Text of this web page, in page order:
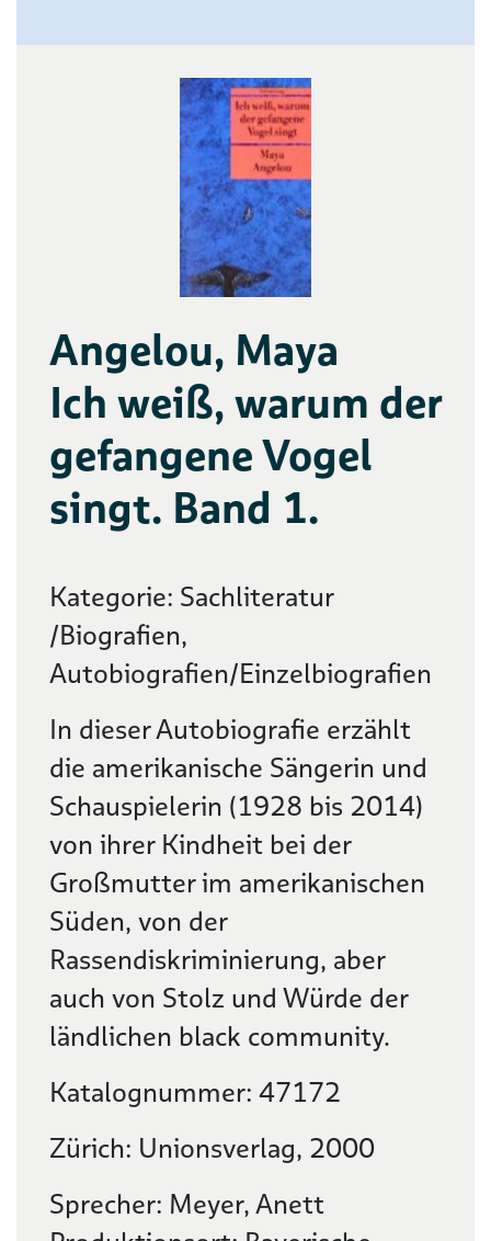
Angelou, Maya
Ich weiß, warum der
gefangene Vogel
singt. Band 1.
Kategorie: Sachliteratur
/Biografien,
Autobiografien/Einzelbiografien
In dieser Autobiografie erzählt
die amerikanische Sängerin und
Schauspielerin (1928 bis 2014)
von ihrer Kindheit bei der
Großmutter im amerikanischen
Süden, von der
Rassendiskriminierung, aber
auch von Stolz und Würde der
ländlichen black community.
Katalognummer: 47172
Zürich: Unionsverlag, 2000
Sprecher: Meyer, Anett